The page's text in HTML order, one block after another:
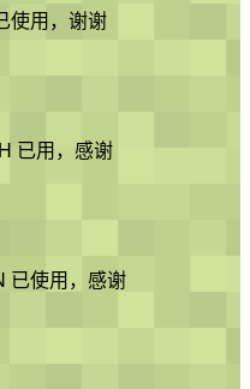
使用，谢谢
已用，感谢
已使用，感谢